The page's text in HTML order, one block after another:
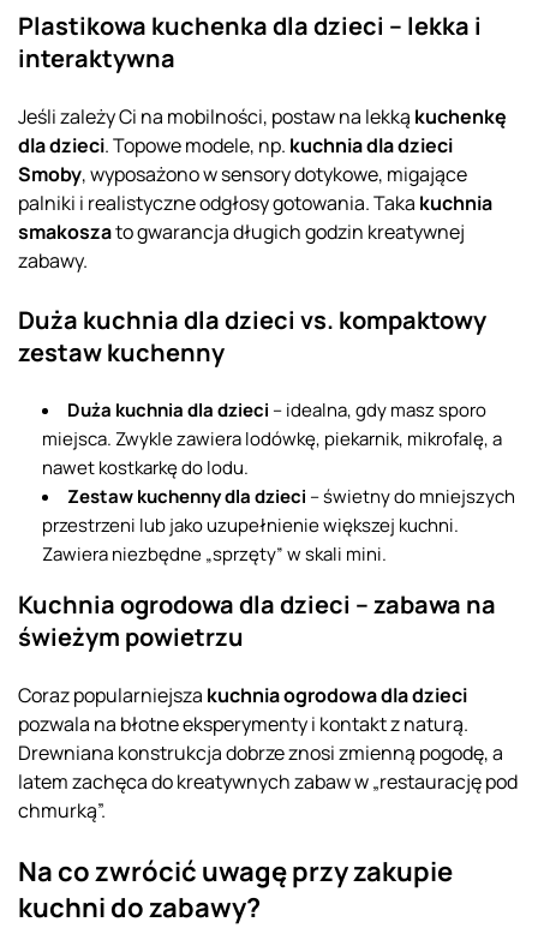
Plastikowa kuchenka dla dzieci – lekka i
interaktywna
Jeśli zależy Ci na mobilności, postaw na lekką kuchenkę
dla dzieci. Topowe modele, np. kuchnia dla dzieci
Smoby, wyposażono w sensory dotykowe, migające
palniki i realistyczne odgłosy gotowania. Taka kuchnia
smakoszato gwarancja długich godzin kreatywnej
zabawy.
Duża kuchnia dla dzieci vs. kompaktowy
zestaw kuchenny
Duża kuchnia dla dzieci – idealna, gdy masz sporo
miejsca. Zwykle zawiera lodówkę, piekarnik, mikrofalę, a
nawet kostkarkę do lodu.
Zestaw kuchenny dla dzieci – świetny do mniejszych
przestrzeni lub jako uzupełnienie większej kuchni.
Zawiera niezbędne „sprzęty” w skali mini.
Kuchnia ogrodowa dla dzieci – zabawa na
świeżym powietrzu
Coraz popularniejsza kuchnia ogrodowa dla dzieci
pozwala na błotne eksperymenty i kontakt z naturą.
Drewniana konstrukcja dobrze znosi zmienną pogodę, a
latem zachęca do kreatywnych zabaw w „restaurację pod
chmurką”.
Na co zwrócić uwagę przy zakupie
kuchni do zabawy?